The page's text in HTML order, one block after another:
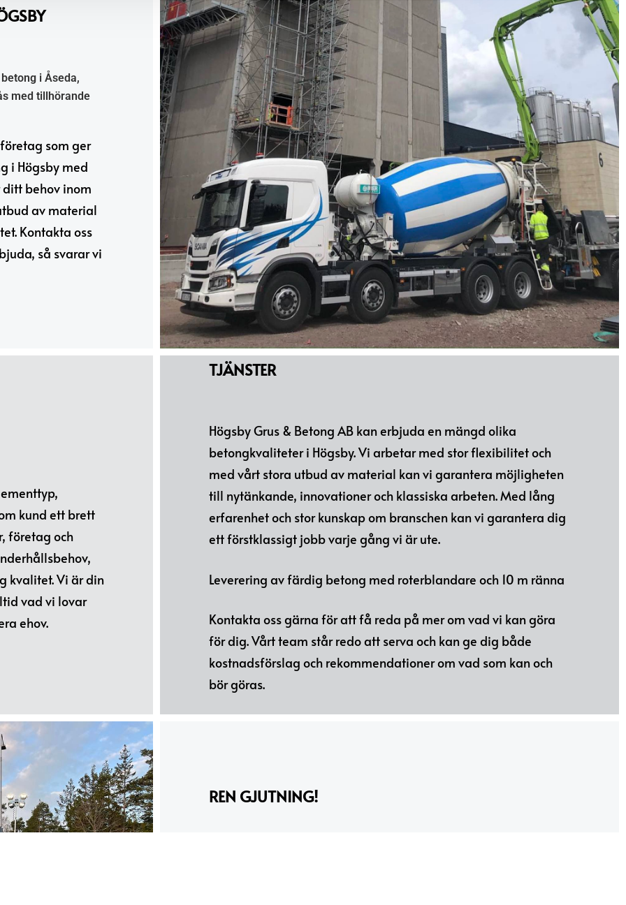
i Åseda,
med tillhörande
som ger
i Högsby med
behov inom
av material
Kontakta oss
så svarar vi
kund ett brett
företag och
kvalitet. Vi är din
vad vi lovar
ehov.
TJÄNSTER
Högsby Grus & Betong AB kan erbjuda en mängd olika
betongkvaliteter i Högsby. Vi arbetar med stor flexibilitet och
med vårt stora utbud av material kan vi garantera möjligheten
till nytänkande, innovationer och klassiska arbeten. Med lång
erfarenhet och stor kunskap om branschen kan vi garantera dig
ett förstklassigt jobb varje gång vi är ute.
Leverering av färdig betong med roterblandare och 10 m ränna
Kontakta oss gärna för att få reda på mer om vad vi kan göra
för dig. Vårt team står redo att serva och kan ge dig både
kostnadsförslag och rekommendationer om vad som kan och
bör göras.
REN GJUTNING!